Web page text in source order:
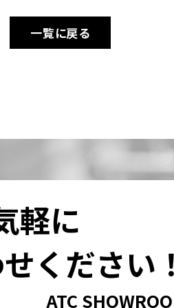
一覧に戻る
軽に
ください
ATC